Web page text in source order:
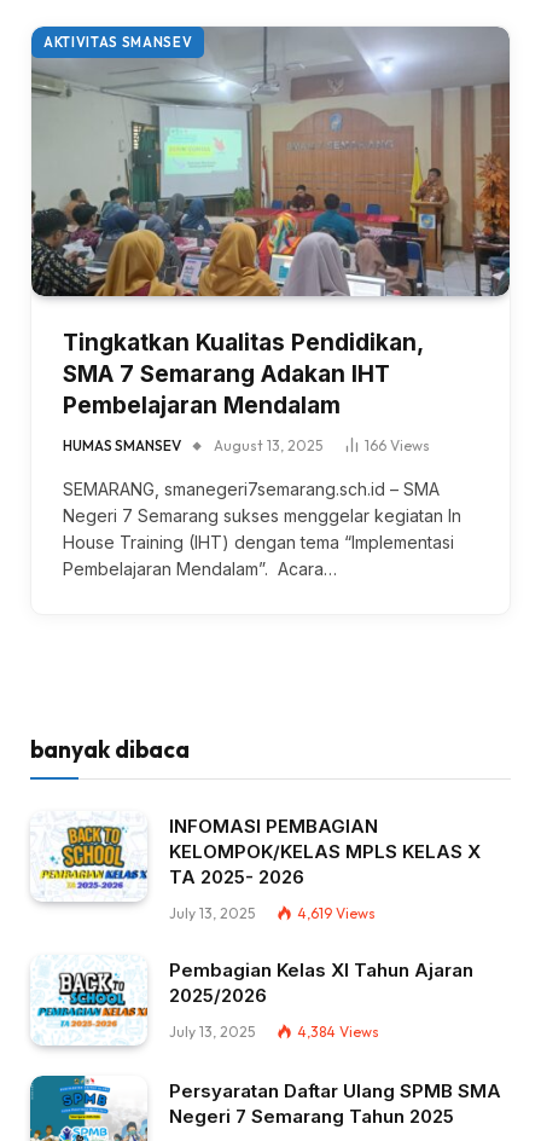
AKTIVITAS SMANSEV
Tingkatkan Kualitas Pendidikan,
SMA 7 Semarang Adakan IHT
Pembelajaran Mendalam
HUMAS SMANSEV August 13, 2025 166 Views
SEMARANG, smanegeri7semarang.sch.id – SMA
Negeri 7 Semarang sukses menggelar kegiatan In
House Training (IHT) dengan tema “Implementasi
Pembelajaran Mendalam”. Acara…
banyak dibaca
INFOMASI PEMBAGIAN
KELOMPOK/KELAS MPLS KELAS X
TA 2025- 2026
July 13, 2025 4,619 Views
Pembagian Kelas XI Tahun Ajaran
2025/2026
July 13, 2025 4,384 Views
Persyaratan Daftar Ulang SPMB SMA
Negeri 7 Semarang Tahun 2025